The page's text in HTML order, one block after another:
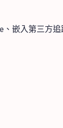
嵌入第三方